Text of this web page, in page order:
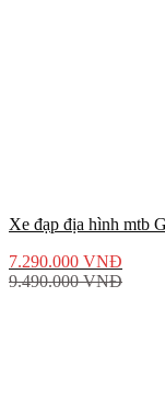
Xe đạp địa hình mtb
7.290.000 VNĐ
9.490.000VNĐ